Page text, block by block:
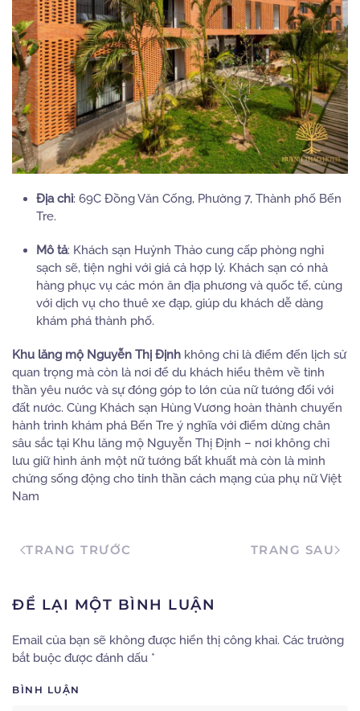
Địa chỉ: 69C Đồng Văn Cống, Phường 7, Thành phố Bến
Tre.
Mô tả: Khách sạn Huỳnh Thảo cung cấp phòng nghỉ
sạch sẽ, tiện nghi với giá cả hợp lý. Khách sạn có nhà
hàng phục vụ các món ăn địa phương và quốc tế, cùng
với dịch vụ cho thuê xe đạp, giúp du khách dễ dàng
khám phá thành phố.
Khu lăng mộ Nguyễn Thị Định không chỉ là điểm đến lịch sử
quan trọng mà còn là nơi để du khách hiểu thêm về tinh
thần yêu nước và sự đóng góp to lớn của nữ tướng đối với
đất nước. Cùng Khách sạn Hùng Vương hoàn thành chuyến
hành trình khám phá Bến Tre ý nghĩa với điểm dừng chân
sâu sắc tại Khu lăng mộ Nguyễn Thị Định – nơi không chỉ
lưu giữ hình ảnh một nữ tướng bất khuất mà còn là minh
chứng sống động cho tinh thần cách mạng của phụ nữ Việt
Nam
TRANG TRƯỚC TRANG SAU
ĐỂ LẠI MỘT BÌNH LUẬN
Email của bạn sẽ không được hiển thị công khai. Các trường
bắt buộc được đánh dấu *
BÌNH LUẬN